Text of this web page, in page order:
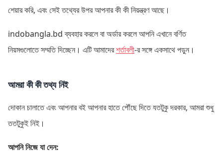
শেয়ার করি, এবং সেই তথ্যের উপর আপনার কী কী নিয়ন্ত্রণ আছে।
indobangla.bd ব্যবহার করলে বা অর্ডার করলে আপনি এখানে বর্ণিত
নিয়মগুলোতে সম্মতি দিচ্ছেন। এটি আমাদেরশর্তাবলী-র সঙ্গে একসাথে পড়ুন।
আমরা কী কী তথ্য নিই
দোকান চালাতে এবং আপনার বই আপনার হাতে পৌঁছে দিতে যতটুকু দরকার, আমরা শুধু
ততটুকুই নিই।
আপনি নিজে যা দেন: